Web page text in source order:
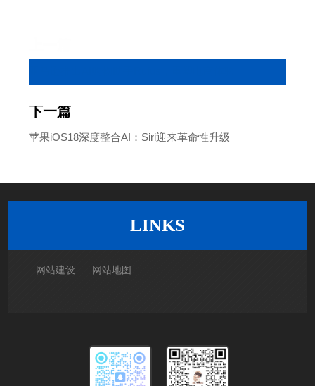
下一篇
苹果iOS18深度整合AI：Siri迎来革命性升级
LINKS
网站建设 网站地图